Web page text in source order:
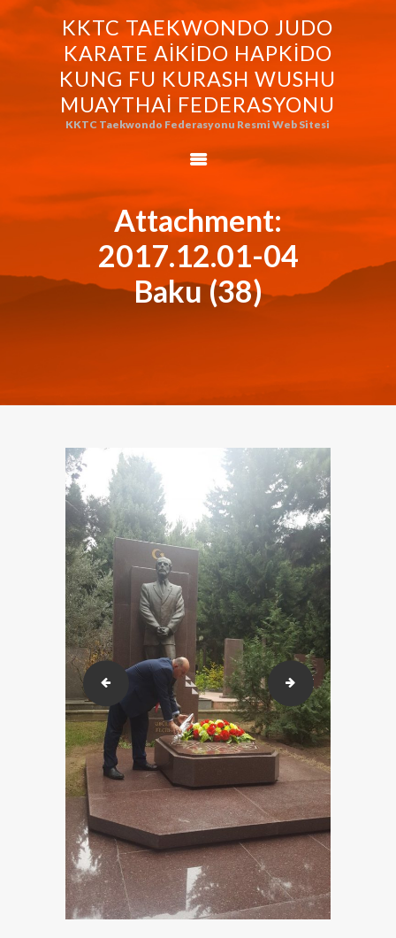
KKTC TAEKWONDO JUDO
KARATE AIKIDO HAPKIDO
KUNG FU KURASH WUSHU
MUAYTHAI FEDERASYONU
KKTC Taekwondo Federasyonu Resmi Web Sitesi
Attachment:
2017.12.01-04
Baku (38)
KKTC TAEKWONDO JUDO KARATE
AIKIDO HAPKIDO KUNG FU KURASH
WUSHU MUAYTHAI FEDERASYONU
KKTC Taekwondo Federasyonu Resmi Web Sitesi
FEDERASYONUMUZ
TAEKWONDO
FEDERASYONU
WORLD BUDO
MARTIALARTS
MOK-EZG-2000/2013
2017.12.01-04 Baku (37) 2017.12.01-04